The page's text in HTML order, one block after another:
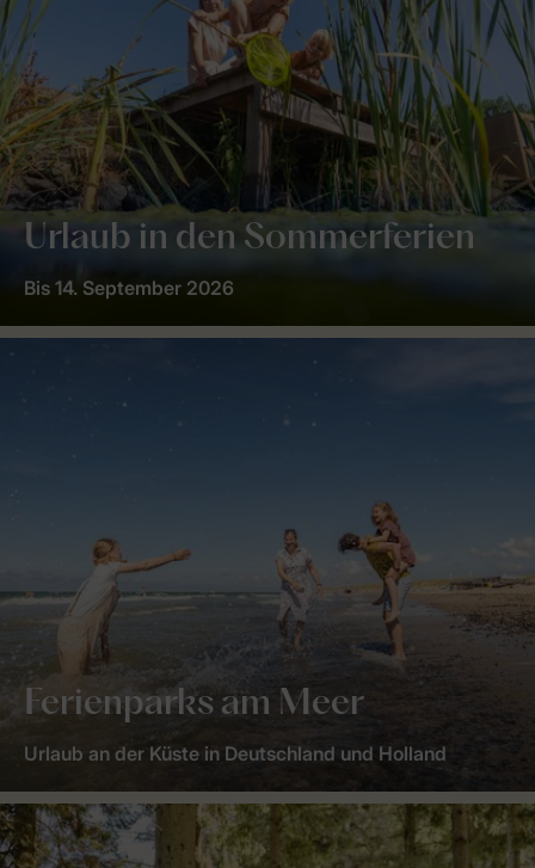
Urlaub in den Sommerferien
Bis 14. September 2026
Ferienparks am Meer
Urlaub an der Küste in Deutschland und Holland